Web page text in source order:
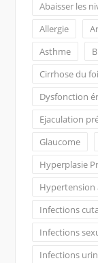
Abaisser les
Allergie
Asthme
Cirrhose du
Dysfonction
Ejaculation
Glaucome
Hyperplasie
Infections
Infections
Infections